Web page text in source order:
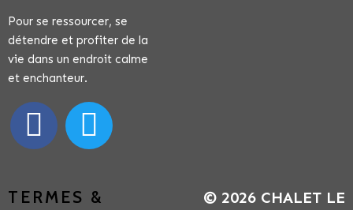
Pour se ressourcer, se
détendre et profiter de la
vie dans un endroit calme
et enchanteur.
TERMES &
© 2026 CHALET LE